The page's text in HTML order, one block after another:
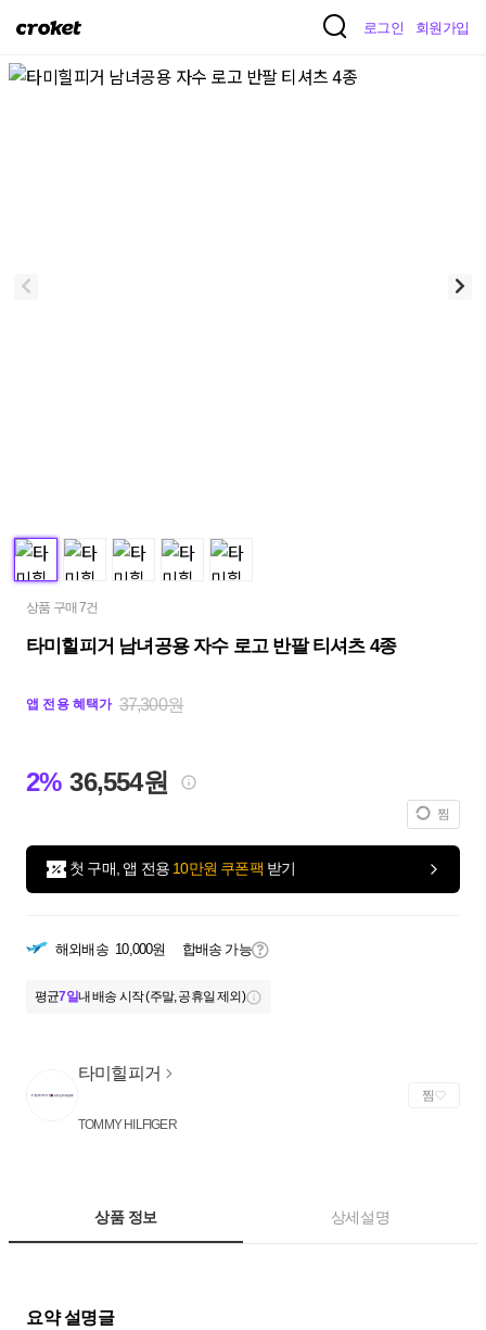
크
켓
로그인 회원가입
상품 구매 7건
타미힐피거 남녀공용 자수 로고 반팔 티셔츠 4종
앱 전용 혜택가 37,300원
2% 36,554원
찜
첫 구매, 앱 전용 10만원 쿠폰팩 받기
해외배송 10,000원 합배송 가능
평균7일내 배송 시작 (주말, 공휴일 제외)
타미힐피거
TOMMY HILFIGER
찜
상품 정보 상세설명
요약 설명글